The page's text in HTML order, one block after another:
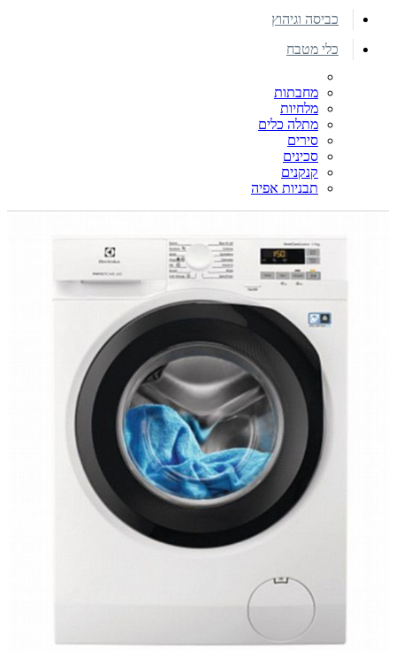
כביסה וגיהוץ
כלי מטבח
מחבתות
מלחיות
מתלה כלים
סירים
סכינים
קנקנים
תבניות אפיה